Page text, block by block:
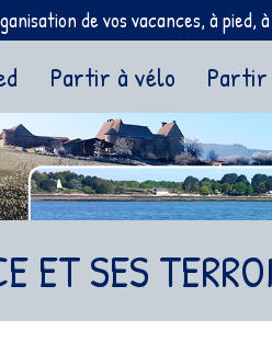
de vos vacances, à pied,
Partir à vélo
ET SES